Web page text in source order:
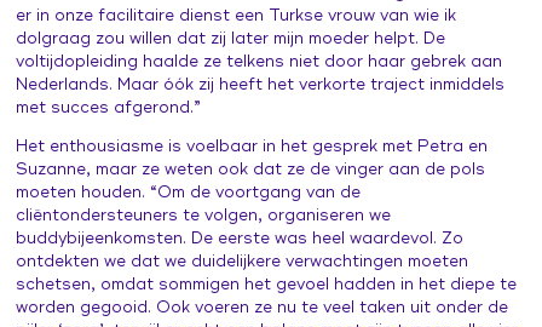
er in onze facilitaire dienst een Turkse vrouw van wie ik
dolgraag zou willen dat zij later mijn moeder helpt. De
voltijdopleiding haalde ze telkens niet door haar gebrek aan
Nederlands. Maar óók zij heeft het verkorte traject inmiddels
met succes afgerond.”
Het enthousiasme is voelbaar in het gesprek met Petra en
Suzanne, maar ze weten ook dat ze de vinger aan de pols
moeten houden. “Om de voortgang van de
cliëntondersteuners te volgen, organiseren we
buddybijeenkomsten. De eerste was heel waardevol. Zo
ontdekten we dat we duidelijkere verwachtingen moeten
schetsen, omdat sommigen het gevoel hadden in het diepe te
worden gegooid. Ook voeren ze nu te veel taken uit onder de